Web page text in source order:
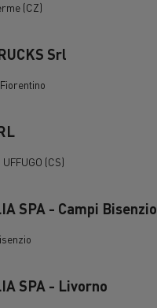
(CZ)
Srl
(CS)
SPA - Campi Bisenzio
SPA - Livorno